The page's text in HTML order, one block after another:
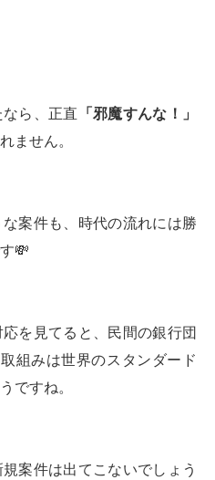
ら、正直 「邪魔すんな！」
ません。
案件も、時代の流れには勝
💸
を見てると、民間の銀行団
組みは世界のスタンダード
ですね。
案件は出てこないでしょう